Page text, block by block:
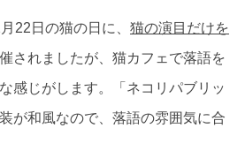
22日の猫の日に、 猫の演目だけを
されましたが、猫カフェで落語を
感じがします。「ネコリパブリッ
が和風なので、落語の雰囲気に合